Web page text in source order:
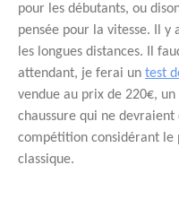
pour les débutants, ou
pensée pour la vitesse. Il y
les longues distances. Il
attendant, je ferai un test
vendue au prix de 220€,
chaussure qui ne
compétition considérant le
classique.